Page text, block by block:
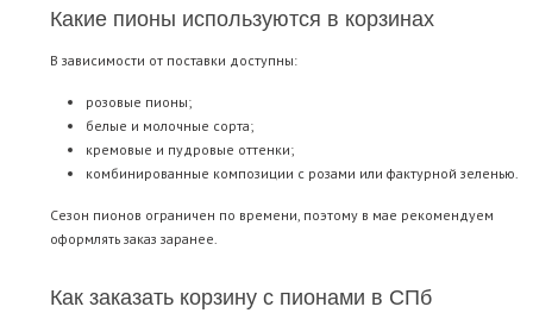
Какие пионы используются в корзинах
В зависимости от поставки доступны:
розовые пионы;
белые и молочные сорта;
кремовые и пудровые оттенки;
комбинированные композиции с розами или фактурной зеленью.
Сезон пионов ограничен по времени, поэтому в мае рекомендуем
оформлять заказ заранее.
Как заказать корзину с пионами в СПб